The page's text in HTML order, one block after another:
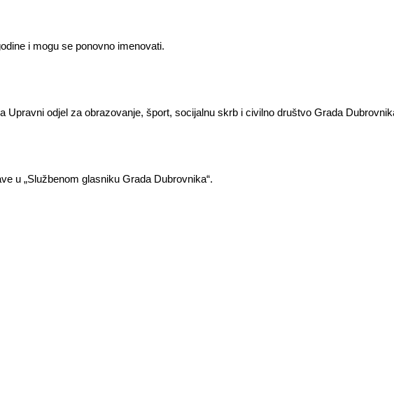
i mogu se ponovno imenovati.
odjel za obrazovanje, šport, socijalnu skrb i civilno društvo Grada
u „Službenom glasniku Grada Dubrovnika“.
vijeća: